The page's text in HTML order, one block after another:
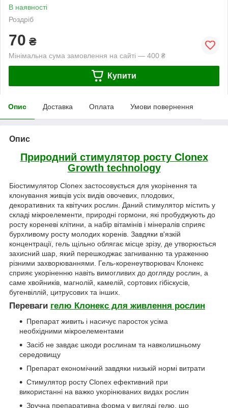
В наявності
Роздріб
70 ₴
Мінімальна сума замовлення на сайті — 400 ₴
Купити
Опис Доставка Оплата Умови повернення
Опис
Природний стимулятор росту Clonex
Growth technology
Біостимулятор Clonex застосовується для укорінення та
клонування живців усіх видів овочевих, плодових,
декоративних та квітучих рослин. Даний стимулятор містить у
складі мікроелементи, природні гормони, які пробуджують до
росту кореневі клітини, а набір вітамінів і мінералів сприяє
бурхливому росту молодих коренів. Завдяки в'язкій
концентрації, гель щільно облягає місце зрізу, де утворюється
захисний шар, який перешкоджає загниванню та ураженню
різними захворюваннями. Гель-коренеутворювач Клонекс
сприяє укоріненню навіть вимогливих до догляду рослин, а
саме хвойників, магнолій, камелій, сортових гібіскусів,
бугенвіллій, цитрусових та інших.
Переваги гелю Клонекс для живлення рослин
Препарат живить і насичує паросток усіма
необхідними мікроелементами
Засіб не завдає шкоди рослинам та навколишньому
середовищу
Препарат економічний завдяки низькій нормі витрати
Стимулятор росту Clonex ефективний при
використанні на важко укорінюваних видах рослин
Зручна препаративна форма у вигляді гелю, що